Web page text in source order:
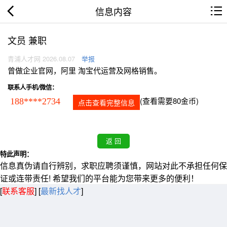
信息内容
文员 兼职
青浦人才网 2026.08.07 举报
曾做企业官网，阿里 淘宝代运营及网格销售。
联系人手机/微信：
188****2734 点击查看完整信息 (查看需要80金币)
特此声明：
信息真伪请自行辨别，求职应聘须谨慎，网站对此不承担任何保
证或连带责任! 希望我们的平台能为您带来更多的便利！
[联系客服] [最新找人才]